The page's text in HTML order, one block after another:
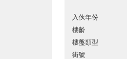
入伙年份
樓齡
樓盤類型
街號